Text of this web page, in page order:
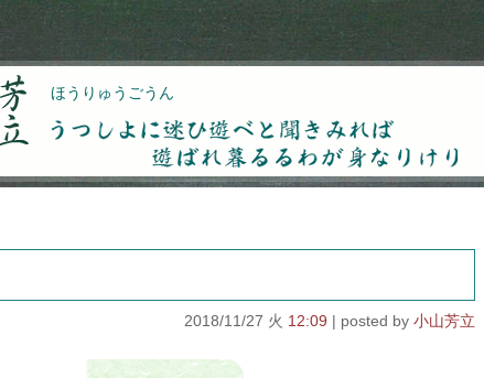
ほうりゅうごうん
うつしよに迷ひ遊べと聞きみれば遊ばれ暮るるわが
2018/11/27 火 12:09 小山芳立